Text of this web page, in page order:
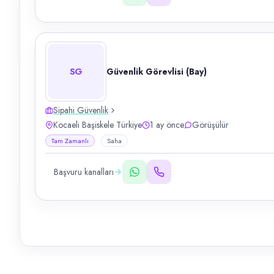
SG Güvenlik Görevlisi (Bay)
Sipahi Güvenlik
Kocaeli Başiskele Türkiye
1 ay önce Görüşülür
Tam Zamanlı Saha
Başvuru kanalları